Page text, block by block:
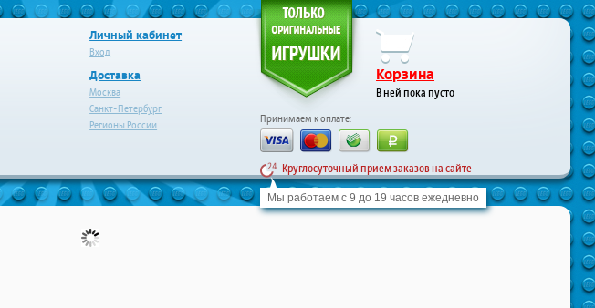
Личный кабинет
Вход
Доставка
Москва
Санкт-Петербург
Регионы России
Корзина
В ней пока пусто
Принимаем к оплате:
Круглосуточный прием заказов на сайте
Мы работаем с 9 до 19 часов ежедневно